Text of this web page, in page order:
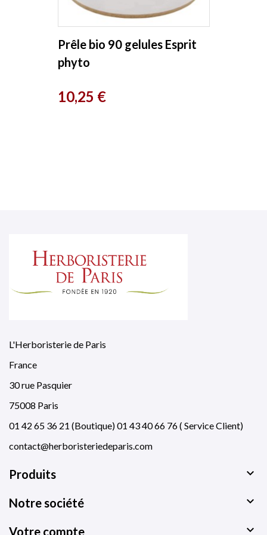
Prêle bio 90 gelules Esprit
phyto
Prix
10,25 €
L'Herboristerie de Paris
France
30 rue Pasquier
75008 Paris
01 42 65 36 21 (Boutique) 01 43 40 66 76 ( Service Client)
contact@herboristeriedeparis.com
Produits 
Notre société 
Votre compte 